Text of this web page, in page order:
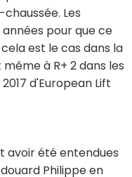
Les
pour que ce
est le cas dans la
à R+ 2 dans les
d'European Lift
avoir été entendues
Philippe en